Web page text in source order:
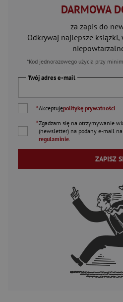
DARMOWA
za zapis do
Odkrywaj najlepsze
*Kod jednorazowego użycia przy
Twój adres e-mail
*Akceptujępolitykę prywatności
*Zgadzam się na otrzymywanie
(newsletter) na podany e-mail
regulaminie.
ZAPISZ